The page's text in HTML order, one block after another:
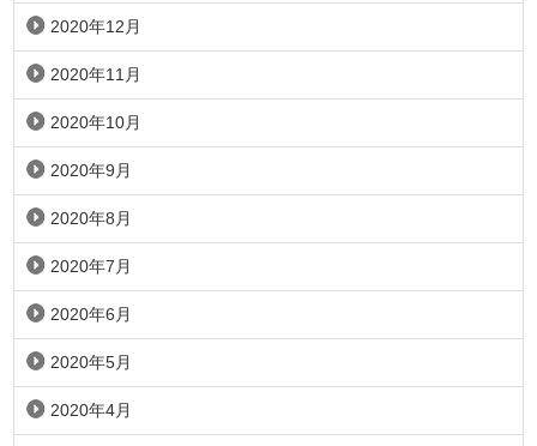
2020年12月
2020年11月
2020年10月
2020年9月
2020年8月
2020年7月
2020年6月
2020年5月
2020年4月